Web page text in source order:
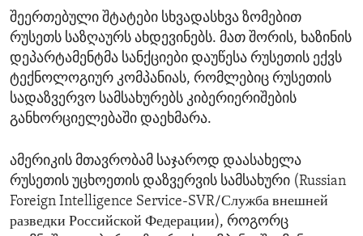
შეერთებული შტატები სხვადასხვა ზომებით
რუსეთს საზღაურს ახდევინებს. მათ შორის, ხაზინის
დეპარტამენტმა სანქციები დაუწესა რუსეთის ექვს
ტექნოლოგიურ კომპანიას, რომლებიც რუსეთის
სადაზვერვო სამსახურებს კიბერიერიშების
განხორციელებაში დაეხმარა.
ამერიკის მთავრობამ საჯაროდ დაასახელა
რუსეთის უცხოეთის დაზვერვის სამსახური (Russian
Foreign Intelligence Service-SVR/Служба внешней
разведки Российской Федерации), როგორც